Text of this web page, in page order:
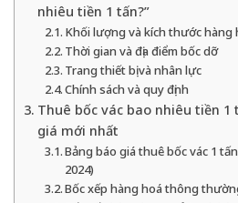
nhiêu tiền 1 tấn?”
Khối lượng và kích thước hàng
Thời gian và địa điểm bốc dỡ
Trang thiết bị và nhân lực
Chính sách và quy định
Thuê bốc vác bao nhiêu tiền 1
giá mới nhất
Bảng báo giá thuê bốc vác 1
2024)
Bốc xếp hàng hoá thông